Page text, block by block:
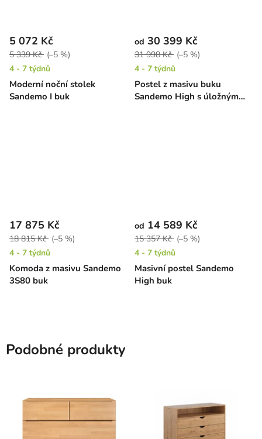
Moderní noční stolek
Sandemo I buk
5 072 Kč
5 339 Kč (–5 %)
4 - 7 týdnů
Postel z masivu buku
Sandemo High s úložným
od 30 399 Kč
31 998 Kč (–5 %)
4 - 7 týdnů
Komoda z masivu Sandemo
3S80 buk
17 875 Kč
18 815 Kč (–5 %)
4 - 7 týdnů
Masivní postel Sandemo
High buk
od 14 589 Kč
15 357 Kč (–5 %)
4 - 7 týdnů
Podobné produkty